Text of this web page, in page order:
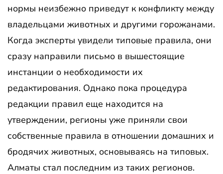
нормы неизбежно приведут к конфликту между
владельцами животных и другими горожанами.
Когда эксперты увидели типовые правила, они
сразу направили письмо в вышестоящие
инстанции о необходимости их
редактирования. Однако пока процедура
редакции правил еще находится на
утверждении, регионы уже приняли свои
собственные правила в отношении домашних и
бродячих животных, основываясь на типовых.
Алматы стал последним из таких регионов.